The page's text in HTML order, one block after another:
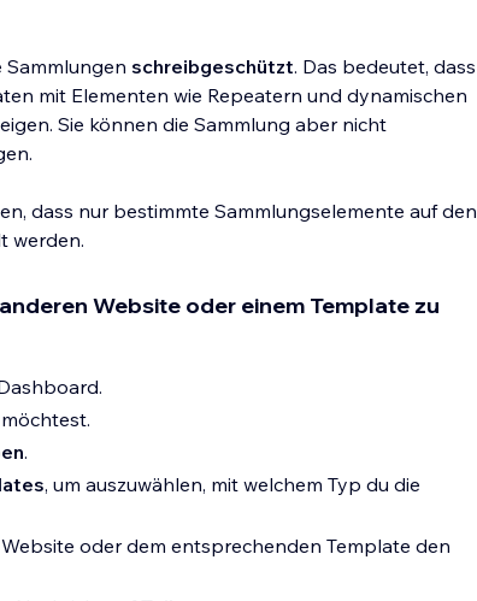
Sammlungen schreibgeschützt. Das bedeutet, dass
mit Elementen wie Repeatern und dynamischen
Sie können die Sammlung aber nicht
dass nur bestimmte Sammlungselemente auf den
werden.
Website oder einem Template zu
.
, um auszuwählen, mit welchem Typ du die
oder dem entsprechenden Template den